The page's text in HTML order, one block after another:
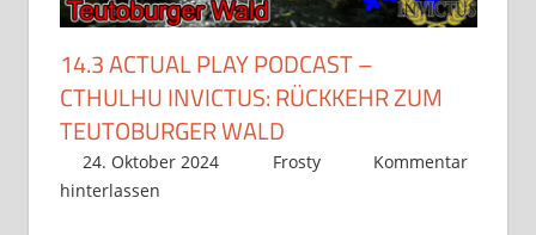
14.3 ACTUAL PLAY PODCAST –
CTHULHU INVICTUS: RÜCKKEHR ZUM
TEUTOBURGER WALD
24. Oktober 2024 Frosty
Kommentar
hinterlassen